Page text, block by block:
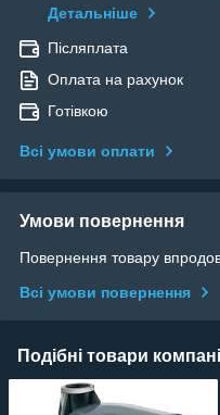
Детальніше
Післяплата
Оплата на рахунок
Готівкою
Всі умови оплати
Умови повернення
Повернення товару
Всі умови повернення
Подібні товари